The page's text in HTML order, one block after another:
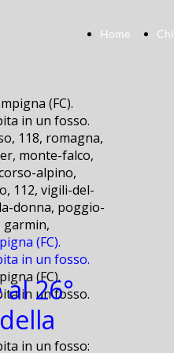
Home
118, romagna,
monte-falco,
alpino,
112, vigili-del-
donna, poggio-
(FC).
in un fosso.
(FC).
in un fosso.
in un fosso:
26°